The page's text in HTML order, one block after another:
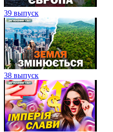
39 выпуск
38 выпуск